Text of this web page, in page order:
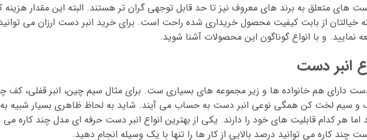
های متعلق به برند های معروف نیز تا حد قابل توجهی گران تر هستند. البته این مقدار
خیالتان از بابت کیفیت محصول خریداری شده راحت است. برای خرید انبر دست ارزان می
نمایید. و با انواع گوناگون این محصولات آشنا شوید.
انبر دست
دست دارای هم خانواده ها و زیر مجموعه های بسیاری ست. برای مثال سیم چین، انبر قفلی، کف
و سیم لخت کن همگی نوعی انبر دست به حساب می آیند. شاید به لحاظ ظاهری بسیار شبیه
اما هر کدام قابلیت های خود را دارند. یکی از بهترین انواع انبر دست حرفه ای مدل چند کاره می
چند کاره می توانید درصد بالایی از کار ها را تنها با یک وسیله انجام دهید.